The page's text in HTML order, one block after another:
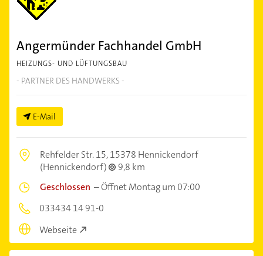
Angermünder Fachhandel GmbH
HEIZUNGS- UND LÜFTUNGSBAU
- PARTNER DES HANDWERKS -
E-Mail
Rehfelder Str. 15,15378 Hennickendorf
(Hennickendorf)
9,8 km
Geschlossen –Öffnet Montag um 07:00
033434 14 91-0
Webseite